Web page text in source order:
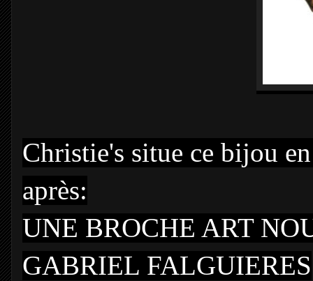
Christie's situe ce bijou
après:
UNE BROCHE ART
GABRIEL FALGUIERES